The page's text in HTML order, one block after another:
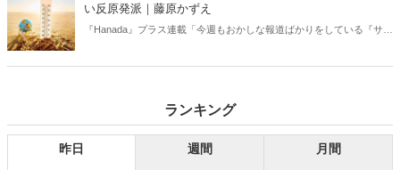
い反原発派｜藤原かずえ
『Hanada』プラス連載「今週もおかしな報道ばかりをしている『サン
ランキング
昨日 週間 月間